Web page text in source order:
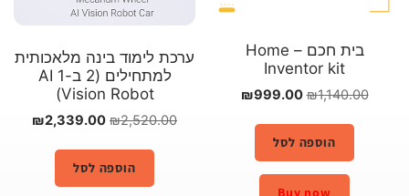
בית חכם – Home
Inventor kit
₪1,140.00
₪999.00
הוספה לסל
Buy now
ערכת לימוד בינה מלאכותית
למתחילים (2 ב-1 AI
Vision Robot)
₪2,520.00
₪2,339.00
הוספה לסל